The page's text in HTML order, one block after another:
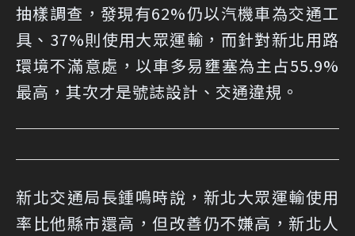
抽樣調查，發現有62%仍以汽機車為交通工
具、37%則使用大眾運輸，而針對新北用路
環境不滿意處，以車多易壅塞為主占55.9%
最高，其次才是號誌設計、交通違規。
新北交通局長鍾鳴時說，新北大眾運輸使用
率比他縣市還高，但改善仍不嫌高，新北人